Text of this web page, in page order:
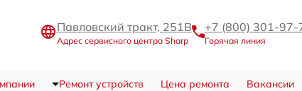
Павловский тракт, 251В
Адрес сервисного центра Sharp
+7 (800) 301-97-
Горячая линия
Ремонт устройств Цена ремонта Вакансии